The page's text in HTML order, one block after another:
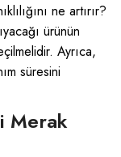
ne artırır?
ürünün
Ayrıca,
süresini
Merak